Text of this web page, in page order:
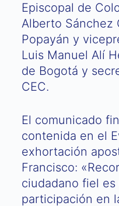
Episcopal de
Alberto Sánchez
Popayán y
Luis Manuel Alí
de Bogotá y
CEC.
El comunicado
contenida en el
exhortación
Francisco:
ciudadano fiel
participación en